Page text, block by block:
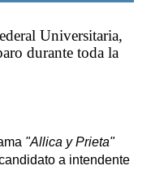
Universitaria,
durante toda la
"Allica y Prieta"
a intendente